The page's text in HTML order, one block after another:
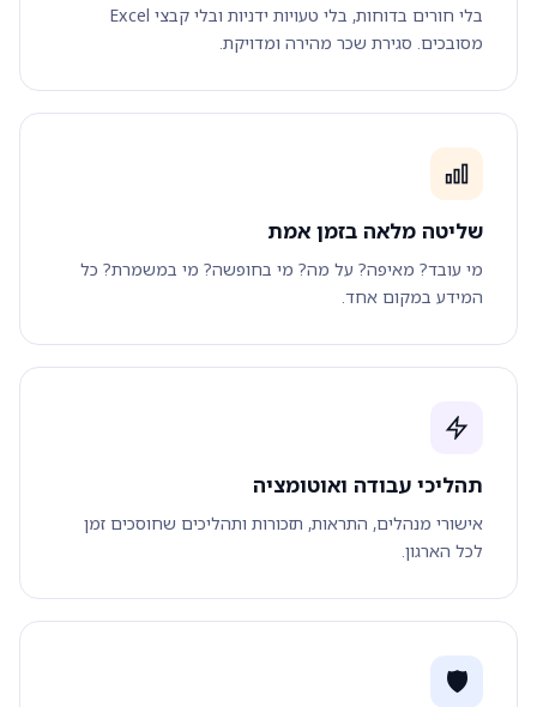
בלי חורים בדוחות, בלי טעויות ידניות ובלי קבצי Excel
מסובכים. סגירת שכר מהירה ומדויקת.
שליטה מלאה בזמן אמת
מי עובד? מאיפה? על מה? מי בחופשה? מי במשמרת? כל
המידע במקום אחד.
תהליכי עבודה ואוטומציה
אישורי מנהלים, התראות, תזכורות ותהליכים שחוסכים זמן
לכל הארגון.
🛡️